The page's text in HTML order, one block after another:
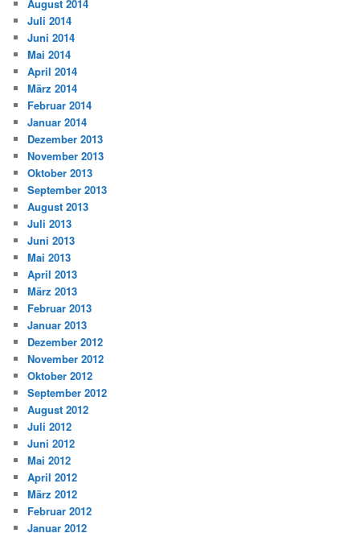
August 2014
Juli 2014
Juni 2014
Mai 2014
April 2014
März 2014
Februar 2014
Januar 2014
Dezember 2013
November 2013
Oktober 2013
September 2013
August 2013
Juli 2013
Juni 2013
Mai 2013
April 2013
März 2013
Februar 2013
Januar 2013
Dezember 2012
November 2012
Oktober 2012
September 2012
August 2012
Juli 2012
Juni 2012
Mai 2012
April 2012
März 2012
Februar 2012
Januar 2012